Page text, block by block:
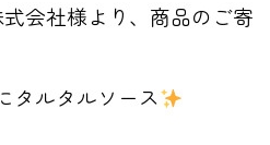
会社様より、商品のご寄
タルタルソース